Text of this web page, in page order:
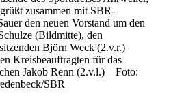
zusammen mit SBR-
den neuen Vorstand um den
(Bildmitte), den
Björn Weck (2.v.r.)
Kreisbeauftragten für das
Jakob Renn (2.v.l.) – Foto:
SBR